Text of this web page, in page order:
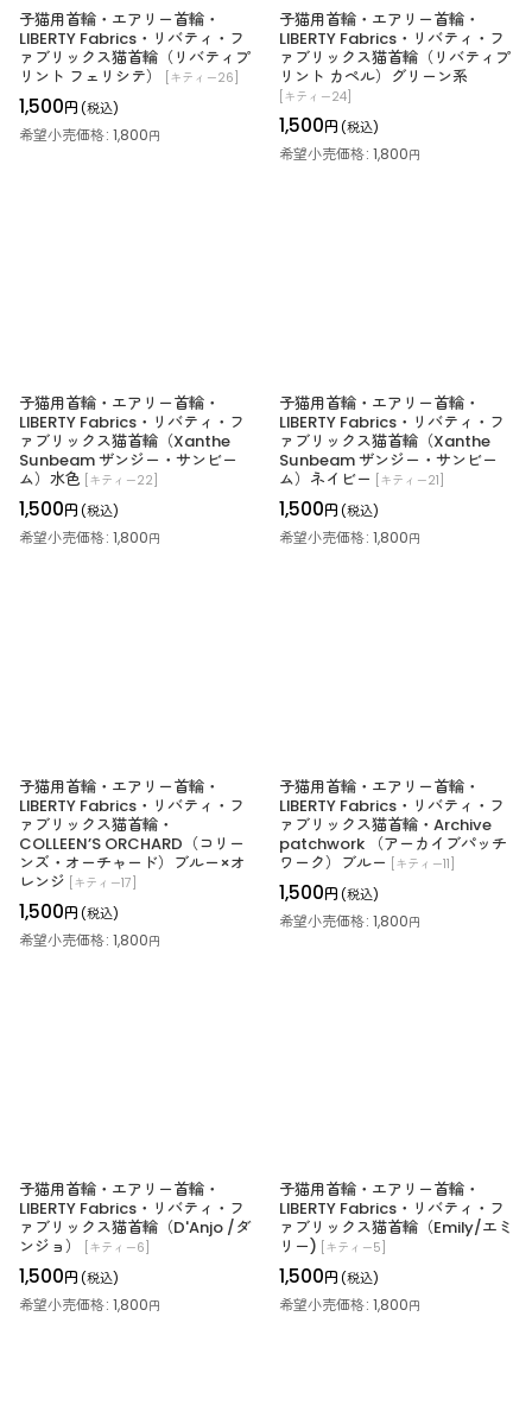
子猫用首輪・エアリー首輪・
LIBERTY Fabrics・リバティ・フ
ァブリックス猫首輪（リバティプ
リント フェリシテ）
キティー26
1,500円 (税込)
希望小売価格: 1,800円
子猫用首輪・エアリー首輪・
LIBERTY Fabrics・リバティ・フ
ァブリックス猫首輪（リバティプ
リント カペル）グリーン系
キティー24
1,500円 (税込)
希望小売価格: 1,800円
子猫用首輪・エアリー首輪・
LIBERTY Fabrics・リバティ・フ
ァブリックス猫首輪（Xanthe
Sunbeam ザンジー・サンビー
ム）水色 キティー22
1,500円 (税込)
希望小売価格: 1,800円
子猫用首輪・エアリー首輪・
LIBERTY Fabrics・リバティ・フ
ァブリックス猫首輪（Xanthe
Sunbeam ザンジー・サンビー
ム）ネイビー
キティー21
1,500円 (税込)
希望小売価格: 1,800円
子猫用首輪・エアリー首輪・
LIBERTY Fabrics・リバティ・フ
ァブリックス猫首輪・
COLLEEN’S ORCHARD（コリー
ンズ・オーチャード）ブルー×オ
レンジ キティー17
1,500円 (税込)
希望小売価格: 1,800円
子猫用首輪・エアリー首輪・
LIBERTY Fabrics・リバティ・フ
ァブリックス猫首輪・Archive
patchwork （アーカイブパッチ
ワーク）ブルー
キティー11
1,500円 (税込)
希望小売価格: 1,800円
子猫用首輪・エアリー首輪・
LIBERTY Fabrics・リバティ・フ
ァブリックス猫首輪（D'Anjo /ダ
ンジョ）
キティー6
1,500円 (税込)
希望小売価格: 1,800円
子猫用首輪・エアリー首輪・
LIBERTY Fabrics・リバティ・フ
ァブリックス猫首輪（Emily/エミ
リー) キティー5
1,500円 (税込)
希望小売価格: 1,800円